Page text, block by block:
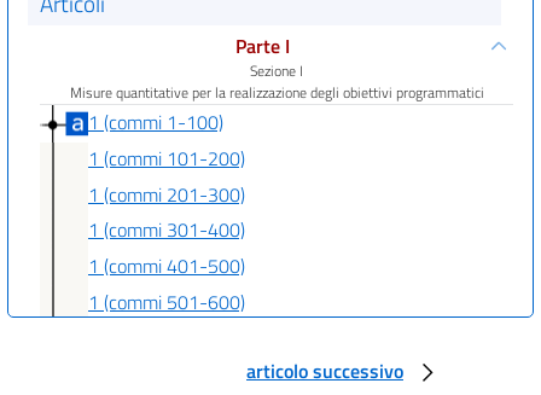
Parte I
Sezione I
Misure quantitative per la realizzazione degli obiettivi programmatici
1 (commi 1-100)
1 (commi 101-200)
1 (commi 201-300)
1 (commi 301-400)
1 (commi 401-500)
1 (commi 501-600)
Parte II
articolo successivo